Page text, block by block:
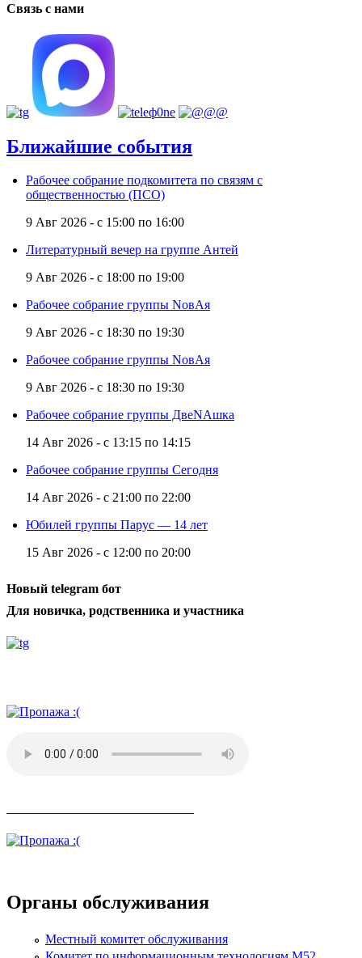
Связь с нами
Ближайшие события
Рабочее собрание подкомитета по связям с
общественностью (ПСО)
9 Авг 2026 - с 15:00 по 16:00
Литературный вечер на группе Антей
9 Авг 2026 - с 18:00 по 19:00
Рабочее собрание группы NовАя
9 Авг 2026 - с 18:30 по 19:30
Рабочее собрание группы NовАя
9 Авг 2026 - с 18:30 по 19:30
Рабочее собрание группы ДвеNAшка
14 Авг 2026 - с 13:15 по 14:15
Рабочее собрание группы Сегодня
14 Авг 2026 - с 21:00 по 22:00
Юбилей группы Парус — 14 лет
15 Авг 2026 - с 12:00 по 20:00
Новый telegram бот
Для новичка, родственника и участника
Органы обслуживания
Местный комитет обслуживания